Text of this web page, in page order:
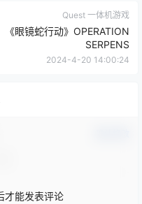
Quest 一体机游戏
《眼镜蛇行动》OPERATION
SERPENS
2024-4-20 14:00:24
才能发表评论